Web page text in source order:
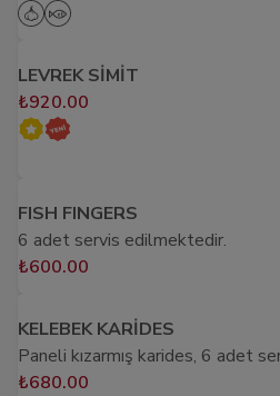
LEVREK SİMİT
₺920.00
FISH FINGERS
6 adet servis edilmektedir.
₺600.00
KELEBEK KARİDES
Paneli kızarmış karides, 6 adet
₺680.00